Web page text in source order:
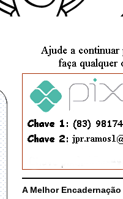
A Melhor Encadernação